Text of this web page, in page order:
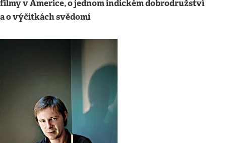
filmy v Americe, o jednom indickém dobrodružství
a o výčitkách svědomí